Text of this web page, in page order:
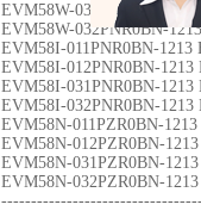
EVM58W-031PNR0BN-
EVM58W-032PNR0BN-
EVM58I-011PNR0BN-1213
EVM58I-012PNR0BN-
EVM58I-031PNR0BN-
EVM58I-032PNR0BN-
EVM58N-011PZR0BN-
EVM58N-012PZR0BN-
EVM58N-031PZR0BN-
EVM58N-032PZR0BN-